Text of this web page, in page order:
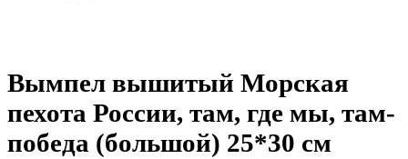
Вымпел вышитый Морская
пехота России, там, где мы, там-
победа (большой) 25*30 см